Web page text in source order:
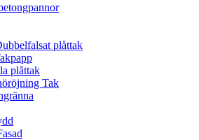
plåttak
plåttak
Tak